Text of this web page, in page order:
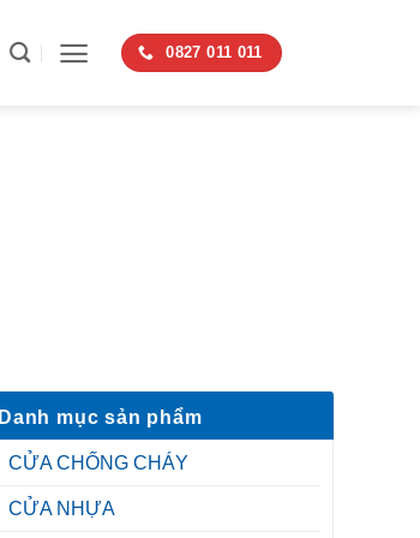
0827 011 011
Danh mục sản phẩm
CỬA CHỐNG CHÁY
CỬA NHỰA